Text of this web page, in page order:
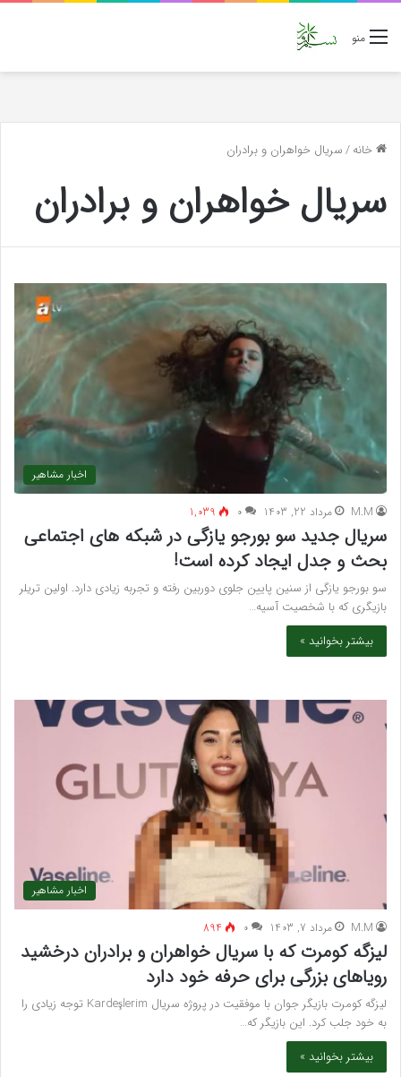
منو
خانه/سریال خواهران و برادران
سریال خواهران و برادران
اخبار مشاهیر
M.M مرداد 22, 1403 ۰ 1,039
سریال جدید سو بورجو یازگی در شبکه های اجتماعی
بحث و جدل ایجاد کرده است!
سو بورجو یازگی از سنین پایین جلوی دوربین رفته و تجربه زیادی دارد. اولین تریلر
بازیگری که با شخصیت آسیه…
بیشتر بخوانید »
اخبار مشاهیر
M.M مرداد 7, 1403 ۰ 894
لیزگه کومرت که با سریال خواهران و برادران درخشید
رویاهای بزرگی برای حرفه خود دارد
لیزگه کومرت بازیگر جوان با موفقیت در پروژه سریال Kardeşlerim توجه زیادی را
به خود جلب کرد. این بازیگر که…
بیشتر بخوانید »